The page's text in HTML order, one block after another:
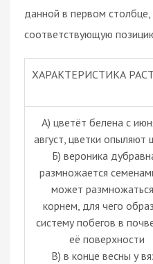
данной в первом
соответствующую
ХАРАКТЕРИСТИКА
А) цветёт белена с
август, цветки опыляют
Б) вероника
размножается
может
корнем, для чего
систему побегов в
её поверхности
В) в конце весны у